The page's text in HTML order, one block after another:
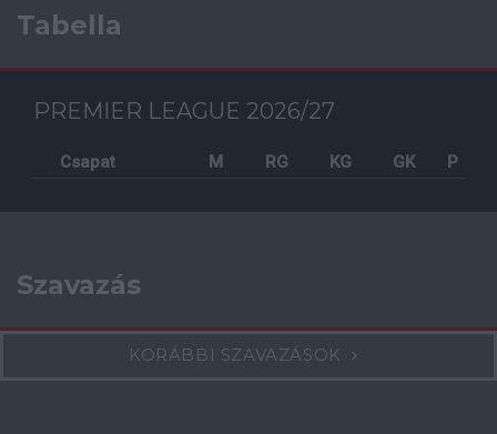
Tabella
PREMIER LEAGUE 2026/27
Csapat M RG KG GK P
Szavazás
KORÁBBI SZAVAZÁSOK